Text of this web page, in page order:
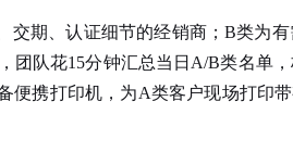
期、认证细节的经销商；B类为
队花15分钟汇总当日A/B类名单
携打印机，为A类客户现场打印